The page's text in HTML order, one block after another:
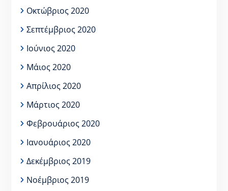
Οκτώβριος 2020
Σεπτέμβριος 2020
Ιούνιος 2020
Μάιος 2020
Απρίλιος 2020
Μάρτιος 2020
Φεβρουάριος 2020
Ιανουάριος 2020
Δεκέμβριος 2019
Νοέμβριος 2019